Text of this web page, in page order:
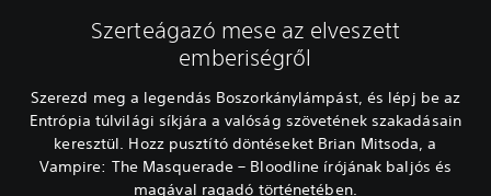
Szerteágazó mese az elveszett
emberiségről
Szerezd meg a legendás Boszorkánylámpást, és lépj be az
Entrópia túlvilági síkjára a valóság szövetének szakadásain
keresztül. Hozz pusztító döntéseket Brian Mitsoda, a
Vampire: The Masquerade – Bloodline írójának baljós és
magával ragadó történetében.